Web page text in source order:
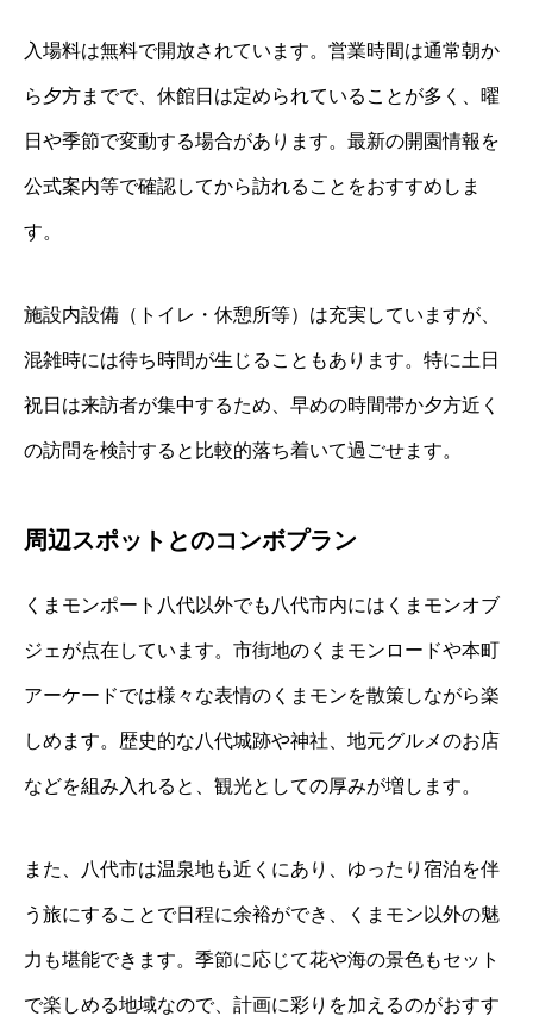
入場料は無料で開放されています。営業時間は通常朝か
ら夕方までで、休館日は定められていることが多く、曜
日や季節で変動する場合があります。最新の開園情報を
公式案内等で確認してから訪れることをおすすめしま
す。
施設内設備（トイレ・休憩所等）は充実していますが、
混雑時には待ち時間が生じることもあります。特に土日
祝日は来訪者が集中するため、早めの時間帯か夕方近く
の訪問を検討すると比較的落ち着いて過ごせます。
周辺スポットとのコンボプラン
くまモンポート八代以外でも八代市内にはくまモンオブ
ジェが点在しています。市街地のくまモンロードや本町
アーケードでは様々な表情のくまモンを散策しながら楽
しめます。歴史的な八代城跡や神社、地元グルメのお店
などを組み入れると、観光としての厚みが増します。
また、八代市は温泉地も近くにあり、ゆったり宿泊を伴
う旅にすることで日程に余裕ができ、くまモン以外の魅
力も堪能できます。季節に応じて花や海の景色もセット
で楽しめる地域なので、計画に彩りを加えるのがおすす